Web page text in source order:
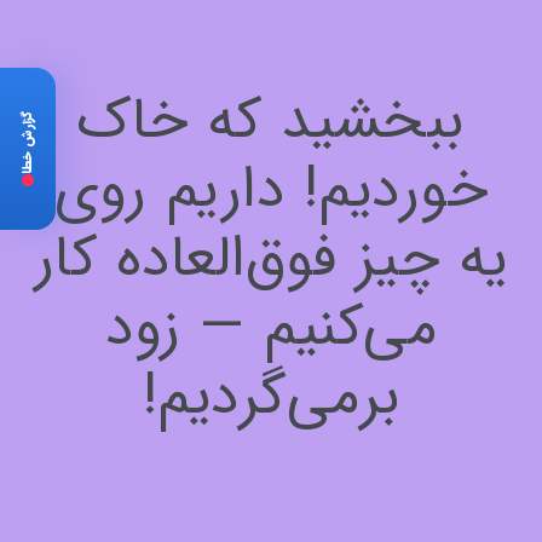
ببخشید که خاک
خوردیم! داریم روی
یه چیز فوق‌العاده کار
می‌کنیم — زود
برمی‌گردیم!
گزارش خطا